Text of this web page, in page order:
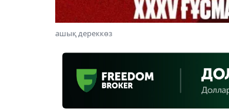
ашық дереккөз